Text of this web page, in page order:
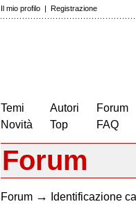
Il mio profilo | Registrazione
Temi
Novità
Autori
Top
Forum
FAQ
Forum
Forum → Identificazione